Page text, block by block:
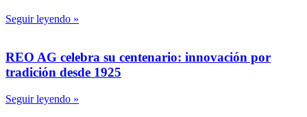
Seguir leyendo »
REO AG celebra su centenario: innovación por
tradición desde 1925
Seguir leyendo »